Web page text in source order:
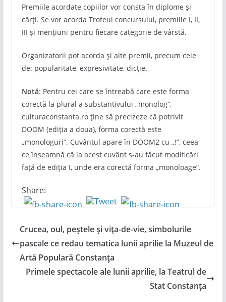
Premiile acordate copiilor vor consta în diplome și
cărți. Se vor acorda Trofeul concursului, premiile I, II,
III și mențiuni pentru fiecare categorie de vârstă.
Organizatorii pot acorda și alte premii, precum cele
de: popularitate, expresivitate, dicție.
Notă: Pentru cei care se întreabă care este forma
corectă la plural a substantivului „monolog“,
culturaconstanta.ro ține să precizeze că potrivit
DOOM (ediția a doua), forma corectă este
„monologuri”. Cuvântul apare în DOOM2 cu „!”, ceea
ce înseamnă că la acest cuvânt s-au făcut modificări
față de ediția I, unde era corectă forma „monoloage”.
Share:
Crucea, oul, peștele și vița-de-vie, simbolurile
pascale ce redau tematica lunii aprilie la Muzeul de
Artă Populară Constanța
Primele spectacole ale lunii aprilie, la Teatrul de
Stat Constanța